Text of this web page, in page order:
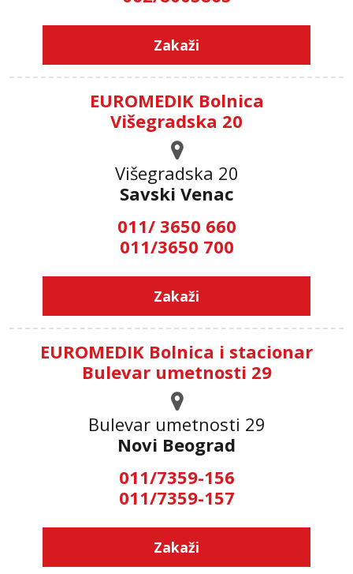
Zakaži
EUROMEDIK Bolnica
Višegradska 20
Višegradska 20
Savski Venac
011/ 3650 660
011/3650 700
Zakaži
EUROMEDIK Bolnica i stacionar
Bulevar umetnosti 29
Bulevar umetnosti 29
Novi Beograd
011/7359-156
011/7359-157
Zakaži